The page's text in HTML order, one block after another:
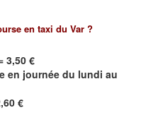
en taxi du Var ?
3,50 €
en journée du lundi au
€